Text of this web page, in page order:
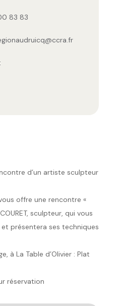
83 83
d’un artiste sculpteur
offre une rencontre «
sculpteur, qui vous
présentera ses techniques
à La Table d’Olivier : Plat
réservation